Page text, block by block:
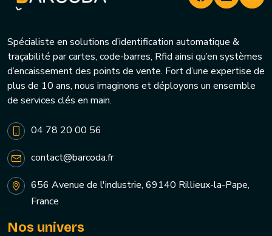
Spécialiste en solutions d’identification automatique &
traçabilité par cartes, code-barres, Rfid ainsi qu’en systèmes
d’encaissement des points de vente. Fort d’une expertise de
plus de 10 ans, nous imaginons et déployons un ensemble
de services clés en main.
04 78 20 00 56
contact@barcoda.fr
656 Avenue de l'industrie, 69140 Rillieux-la-Pape,
France
Nos univers